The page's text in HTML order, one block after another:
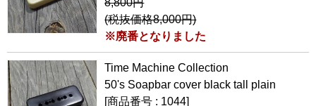
(税抜価格8,000円)
※廃番となりました
Time Machine Collection
50's Soapbar cover black tall plain
[商品番号 : 1044]